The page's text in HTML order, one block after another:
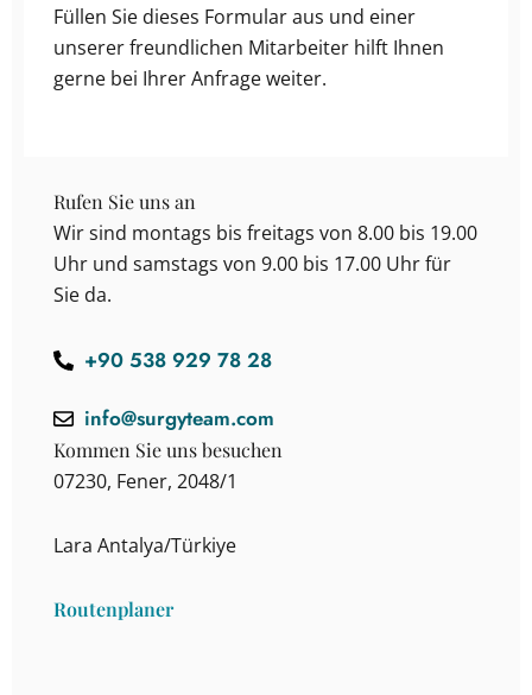
Füllen Sie dieses Formular aus und einer
unserer freundlichen Mitarbeiter hilft Ihnen
gerne bei Ihrer Anfrage weiter.
Rufen Sie uns an
Wir sind montags bis freitags von 8.00 bis 19.00
Uhr und samstags von 9.00 bis 17.00 Uhr für
Sie da.
+90 538 929 78 28
info@surgyteam.com
Kommen Sie uns besuchen
07230, Fener, 2048/1
Lara Antalya/Türkiye
Routenplaner